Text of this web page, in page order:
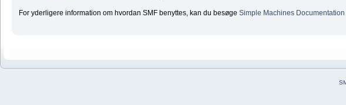
For yderligere information om hvordan SMF benyttes, kan du besøgeSimple Machines Documentation